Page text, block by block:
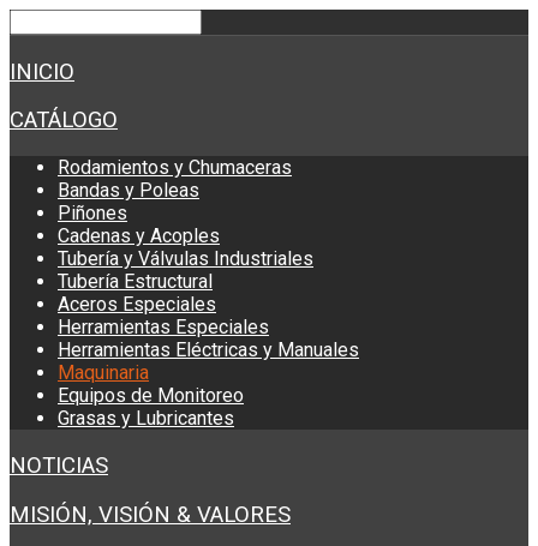
INICIO
CATÁLOGO
Rodamientos y Chumaceras
Bandas y Poleas
Piñones
Cadenas y Acoples
Tubería y Válvulas Industriales
Tubería Estructural
Aceros Especiales
Herramientas Especiales
Herramientas Eléctricas y Manuales
Maquinaria
Equipos de Monitoreo
Grasas y Lubricantes
NOTICIAS
MISIÓN, VISIÓN & VALORES